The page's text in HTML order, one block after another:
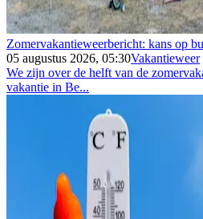
Zomervakantieweerbericht: kans op
05 augustus 2026, 05:30Vakantieweer
We zijn over de helft van de
vakantie in Be...